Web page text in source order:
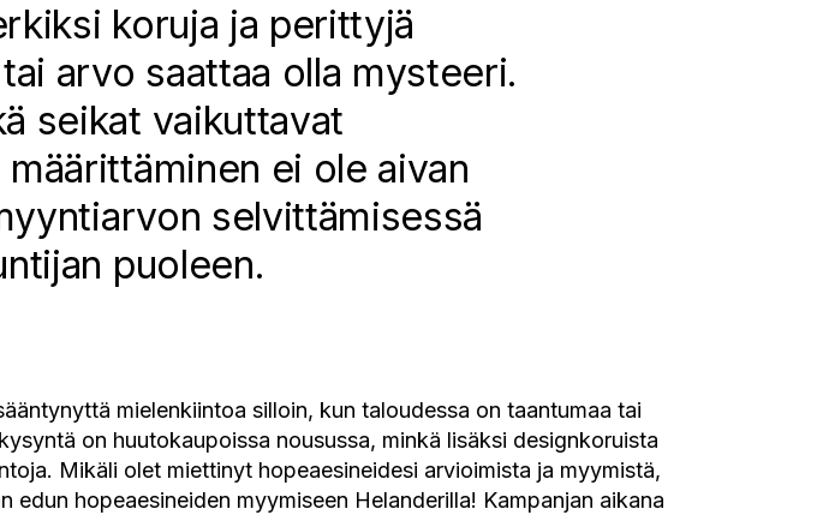
koruja ja perittyjä
arvo saattaa olla mysteeri.
seikat vaikuttavat
ei ole aivan
selvittämisessä
puoleen.
mielenkiintoa silloin, kun taloudessa on taantumaa tai
on huutokaupoissa nousussa, minkä lisäksi designkoruista
Mikäli olet miettinyt hopeaesineidesi arvioimista ja myymistä,
hopeaesineiden myymiseen Helanderilla! Kampanjan aikana